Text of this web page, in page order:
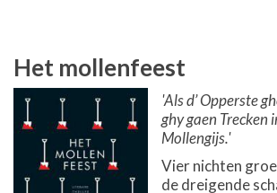
Het mollenfeest
'Als d’ Opperste
ghy gaen Trecken
Mollengijs.'
Vier nichten
de dreigende